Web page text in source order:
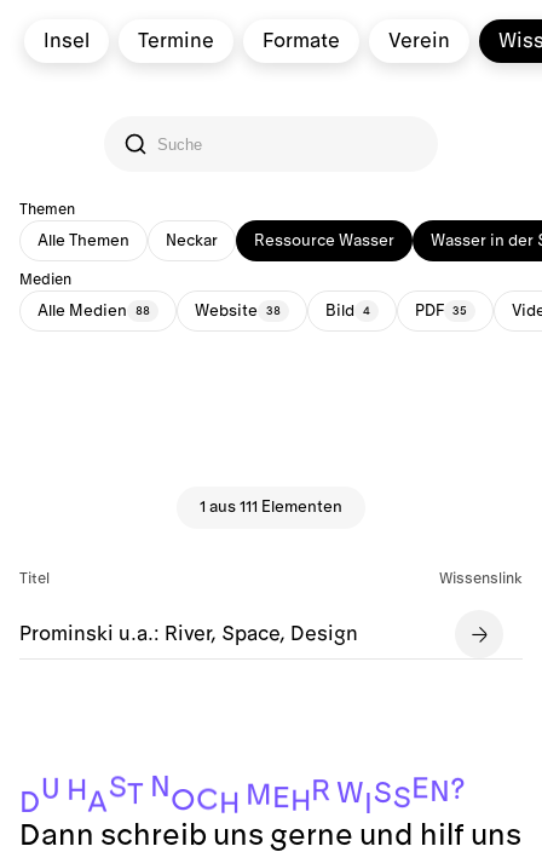
Insel Termine Formate Verein
Themen
Alle Themen Neckar Ressource Wasser Wasser in der
Medien
Alle Medien 88 Website 38 Bild 4 PDF 35
1 aus 111 Elementen
Titel Wissenslink
Prominski u.a.: River, Space, Design
DU HAST N OCH M E H R W SS E N ?
Dann schreib uns gerne und hilf uns